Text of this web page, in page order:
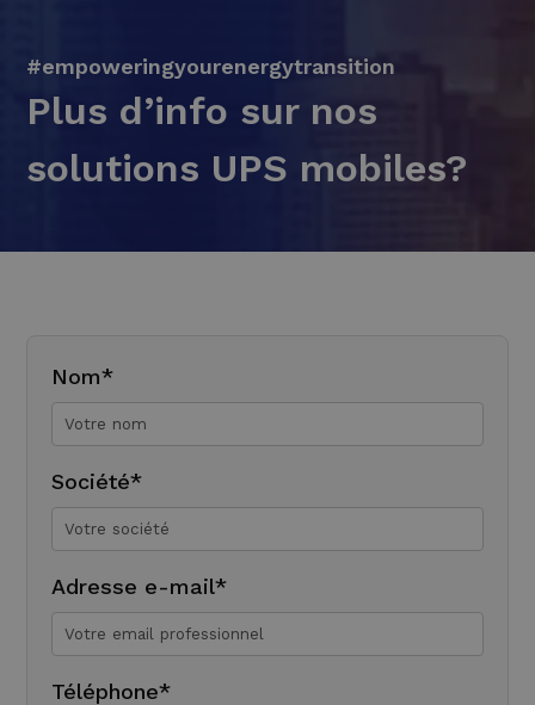
#empoweringyourenergytransition
Plus d’info sur nos
solutions UPS mobiles?
Nom*
Société*
Adresse e-mail*
Téléphone*